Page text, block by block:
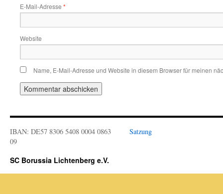
E-Mail-Adresse *
Website
Name, E-Mail-Adresse und Website in diesem Browser für meinen
IBAN: DE57 8306 5408 0004 0863
09
Satzung
SC Borussia Lichtenberg e.V.